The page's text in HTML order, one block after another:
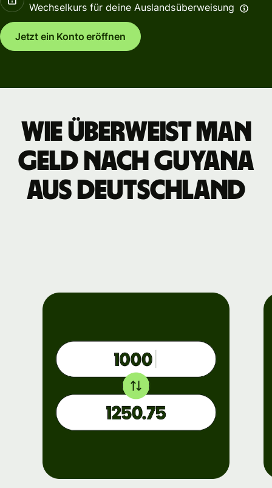
Wechselkurs für deine Auslandsüberweisung
Jetzt ein Konto eröffnen
Wie überweist man
Geld nach Guyana
aus Deutschland